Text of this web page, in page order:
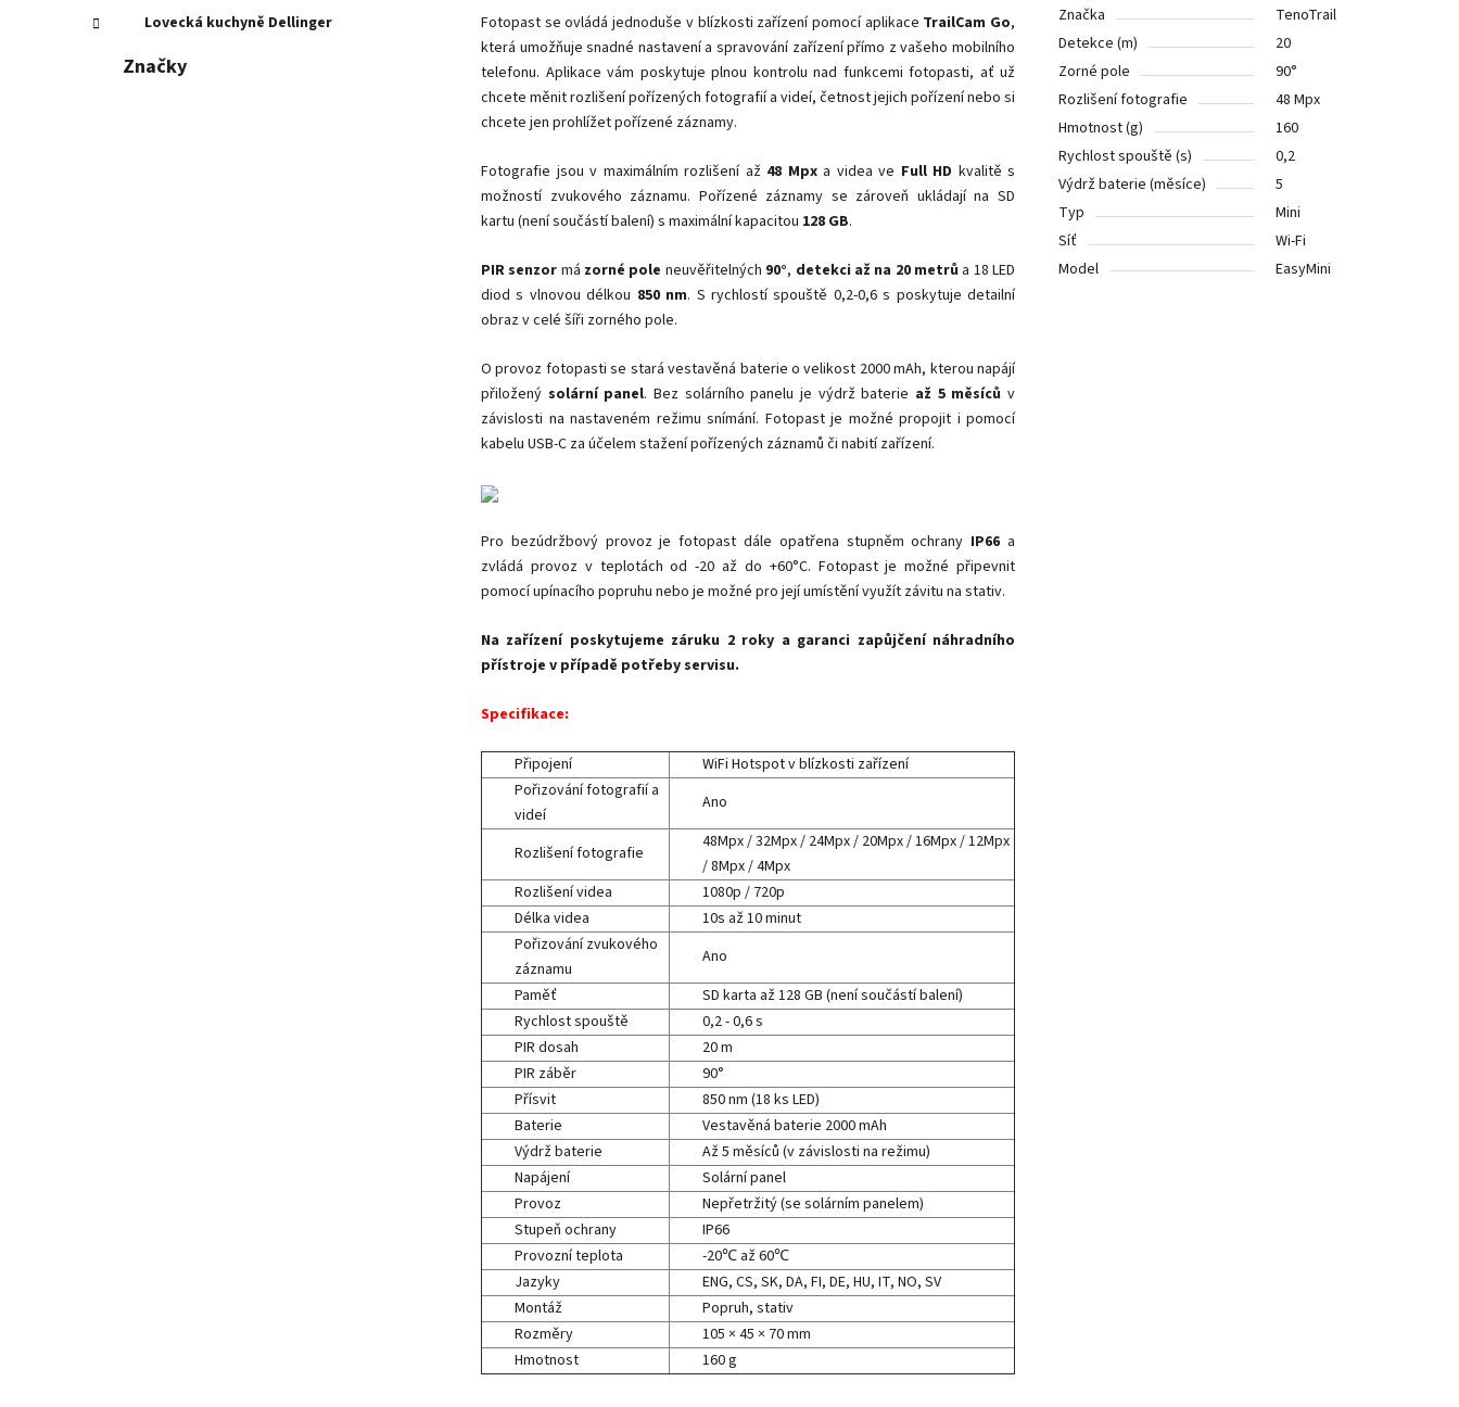
Lovecká kuchyně Dellinger
Značky
Fotopast se ovládá jednoduše v blízkosti zařízení pomocí aplikace TrailCam Go,
která umožňuje snadné nastavení a spravování zařízení přímo z vašeho mobilního
telefonu. Aplikace vám poskytuje plnou kontrolu nad funkcemi fotopasti, ať už
chcete měnit rozlišení pořízených fotografií a videí, četnost jejich pořízení nebo si
chcete jen prohlížet pořízené záznamy.
Fotografie jsou v maximálním rozlišení až 48 Mpxa videa ve Full HD kvalitě s
možností zvukového záznamu. Pořízené záznamy se zároveň ukládají na SD
kartu (není součástí balení) s maximální kapacitou 128 GB.
PIR senzor má zorné pole neuvěřitelných 90°, detekci až na 20 metrů a 18 LED
diod s vlnovou délkou 850 nm. S rychlostí spouště 0,2-0,6 s poskytuje detailní
obraz v celé šíři zorného pole.
O provoz fotopasti se stará vestavěná baterie o velikost 2000 mAh, kterou napájí
přiložený solární panel. Bez solárního panelu je výdrž baterie až 5 měsíců v
závislosti na nastaveném režimu snímání. Fotopast je možné propojit i pomocí
kabelu USB-C za účelem stažení pořízených záznamů či nabití zařízení.
Pro bezúdržbový provoz je fotopast dále opatřena stupněm ochrany IP66 a
zvládá provoz v teplotách od -20 až do +60°C. Fotopast je možné připevnit
pomocí upínacího popruhu nebo je možné pro její umístění využít závitu na stativ.
Na zařízení poskytujeme záruku 2 roky a garanci zapůjčení náhradního
přístroje v případě potřeby servisu.
Specifikace:
Připojení
WiFi Hotspot v blízkosti zařízení
Pořizování fotografií a
videí
Ano
Rozlišení fotografie
48Mpx / 32Mpx / 24Mpx / 20Mpx / 16Mpx / 12Mpx
/ 8Mpx / 4Mpx
Rozlišení videa
1080p / 720p
Délka videa
10s až 10 minut
Pořizování zvukového
záznamu
Ano
Paměť
SD karta až 128 GB (není součástí balení)
Rychlost spouště
0,2 - 0,6 s
PIR dosah
20 m
PIR záběr
90°
Přísvit
850 nm (18 ks LED)
Baterie
Vestavěná baterie 2000 mAh
Výdrž baterie
Až 5 měsíců (v závislosti na režimu)
Napájení
Solární panel
Provoz
Nepřetržitý (se solárním panelem)
Stupeň ochrany
IP66
Provozní teplota
-20℃ až 60℃
Jazyky
ENG, CS, SK, DA, FI, DE, HU, IT, NO, SV
Montáž
Popruh, stativ
Rozměry
105 × 45 × 70 mm
Hmotnost
160 g
Značka
TenoTrail
Detekce (m)
20
Zorné pole
90°
Rozlišení fotografie
48 Mpx
Hmotnost (g)
160
Rychlost spouště (s)
0,2
Výdrž baterie (měsíce)
5
Typ
Mini
Síť
Wi-Fi
Model
EasyMini